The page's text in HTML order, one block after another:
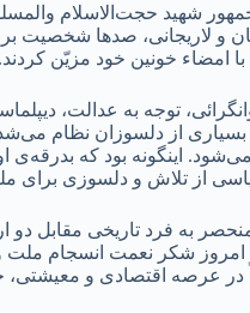
شهید حجت‌الاسلام
و لاریجانی، صدها
امضاء خونین خود مزیّن کردند.
توجه به عدالت،
از دلسوزان نظام
اینگونه بود که
از تلاش و دلسوزی برای
به فرد تاریخی مقابل
امروز شکر نعمت انسجام
عرصه اقتصادی و